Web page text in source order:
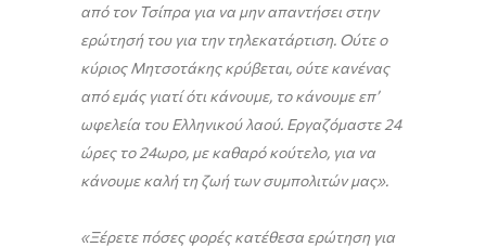
από τον Τσίπρα για να μην απαντήσει στην
ερώτησή του για την τηλεκατάρτιση. Ούτε ο
κύριος Μητσοτάκης κρύβεται, ούτε κανένας
από εμάς γιατί ότι κάνουμε, το κάνουμε επ’
ωφελεία του Ελληνικού λαού. Εργαζόμαστε 24
ώρες το 24ωρο, με καθαρό κούτελο, για να
κάνουμε καλή τη ζωή των συμπολιτών μας».
«Ξέρετε πόσες φορές κατέθεσα ερώτηση για